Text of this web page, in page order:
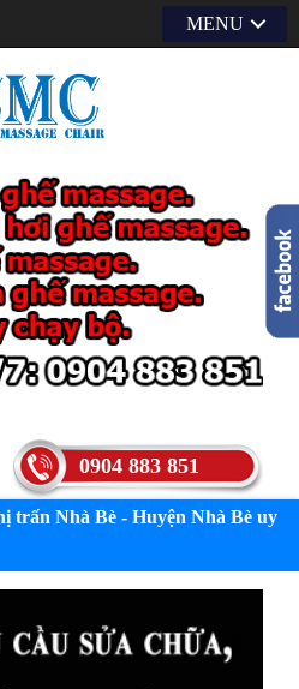
MENU
0904 883 851
trấn Nhà Bè - Huyện Nhà Bè uy